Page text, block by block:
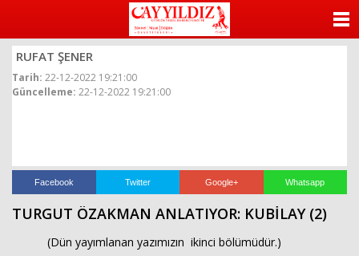
RUFAT ŞENER
Tarih: 22-12-2022 19:21:00
Güncelleme: 22-12-2022 19:21:00
Facebook Twitter Google+ Whatsapp
TURGUT ÖZAKMAN ANLATIYOR: KUBİLAY (2)
(Dün yayımlanan yazımızın ikinci bölümüdür.)
VİDEO GALERİ